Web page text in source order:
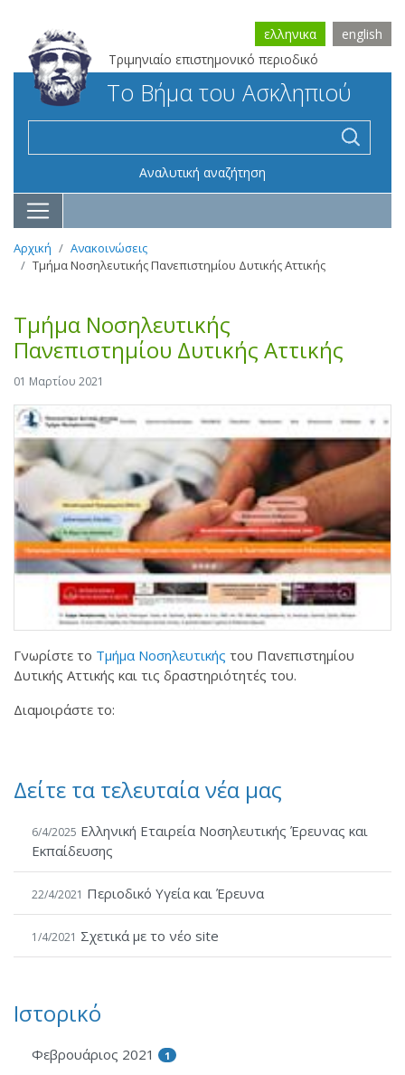
Τριμηνιαίο επιστημονικό περιοδικό
ελληνικα english
Το Βήμα του Ασκληπιού
Αναλυτική αναζήτηση
Αρχική
Ανακοινώσεις
Τμήμα Νοσηλευτικής Πανεπιστημίου Δυτικής Αττικής
Τμήμα Νοσηλευτικής
Πανεπιστημίου Δυτικής Αττικής
01 Μαρτίου 2021
Γνωρίστε το Τμήμα Νοσηλευτικής του Πανεπιστημίου
Δυτικής Αττικής και τις δραστηριότητές του.
Διαμοιράστε το:
Δείτε τα τελευταία νέα μας
6/4/2025 Ελληνική Εταιρεία Νοσηλευτικής Έρευνας και
Εκπαίδευσης
22/4/2021 Περιοδικό Υγεία και Έρευνα
1/4/2021 Σχετικά με το νέο site
Ιστορικό
Φεβρουάριος 2021 1